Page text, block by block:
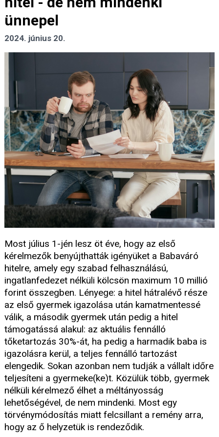
ünnepel
2024. június 20.
Most július 1-jén lesz öt éve, hogy az első
kérelmezők benyújthatták igényüket a Babaváró
hitelre, amely egy szabad felhasználású,
ingatlanfedezet nélküli kölcsön maximum 10 millió
forint összegben. Lényege: a hitel hátralévő része
az első gyermek igazolása után kamatmentessé
válik, a második gyermek után pedig a hitel
támogatássá alakul: az aktuális fennálló
tőketartozás 30%-át, ha pedig a harmadik baba is
igazolásra kerül, a teljes fennálló tartozást
elengedik. Sokan azonban nem tudják a vállalt időre
teljesíteni a gyermeke(ke)t. Közülük több, gyermek
nélküli kérelmező élhet a méltányosság
lehetőségével, de nem mindenki. Most egy
törvénymódosítás miatt felcsillant a remény arra,
hogy az ő helyzetük is rendeződik.